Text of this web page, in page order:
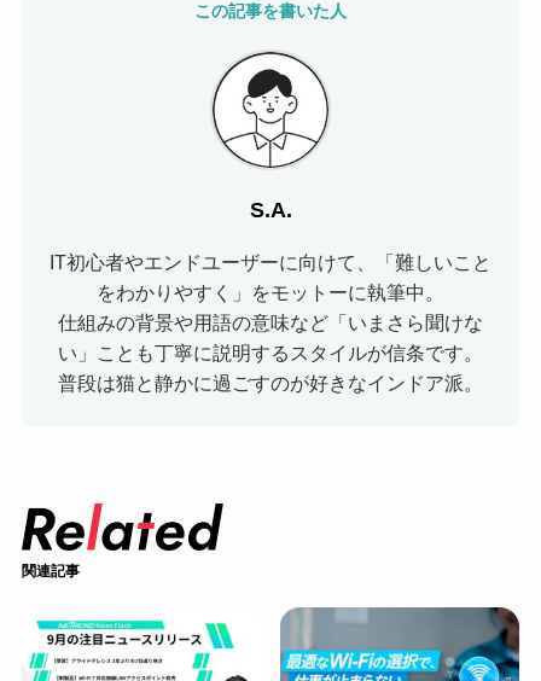
この記事を書いた人
S.A.
IT初心者やエンドユーザーに向けて、「難しいこと
をわかりやすく」をモットーに執筆中。
仕組みの背景や用語の意味など「いまさら聞けな
い」ことも丁寧に説明するスタイルが信条です。
普段は猫と静かに過ごすのが好きなインドア派。
関連記事